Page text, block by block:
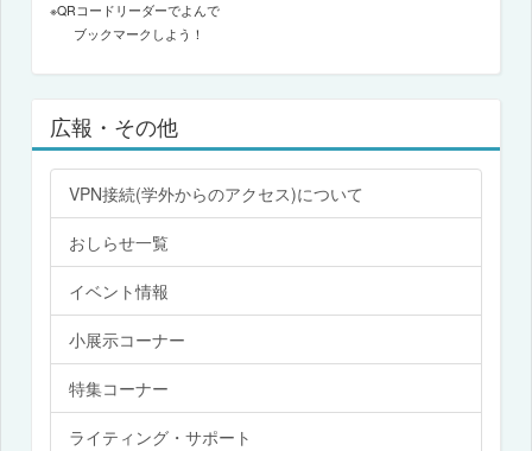
※QRコードリーダーでよんで
ブックマークしよう！
広報・その他
VPN接続(学外からのアクセス)について
おしらせ一覧
イベント情報
小展示コーナー
特集コーナー
ライティング・サポート